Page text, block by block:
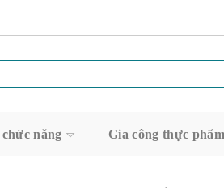
năng Gia công thực